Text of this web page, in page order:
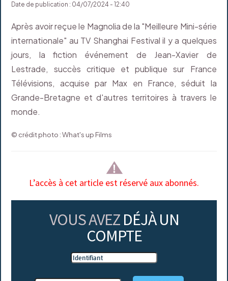
Date de publication : 04/07/2024 - 12:40
Après avoir reçue le Magnolia de la "Meilleure Mini-série
internationale" au TV Shanghai Festival il y a quelques
jours, la fiction événement de Jean-Xavier de
Lestrade, succès critique et publique sur France
Télévisions, acquise par Max en France, séduit la
Grande-Bretagne et d'autres territoires à travers le
monde.
© crédit photo : What's up Films
L’accès à cet article est réservé aux abonnés.
VOUS AVEZ DÉJÀ UN
COMPTE